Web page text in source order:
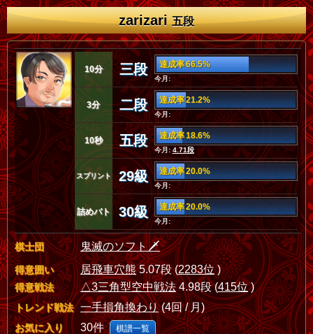
zarizari五段
10分 三段 達成率 66.5%
今月:
3分 二段 達成率 21.2%
今月:
10秒 五段 達成率 18.6%
今月: 4.71段
スプリント 29級 達成率 20.0%
今月:
詰めバト 30級 達成率 20.0%
今月:
棋士団 鬼滅のソフト🗡
得意囲い 居飛車穴熊5.07段 (2283位)
得意戦法 △3三角型空中戦法4.98段 (415位)
トレンド戦法 一手損角換わり(4回 / 月)
お気に入り 30件 棋譜一覧